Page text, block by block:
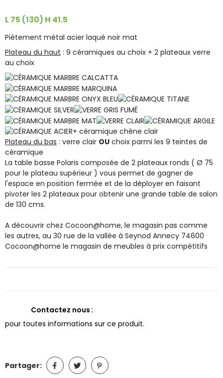
L 75 (130) H 41.5
Piètement métal acier laqué noir mat
Plateau du haut : 9 céramiques au choix + 2 plateaux verre
au choix
+ céramique chêne clair
Plateau du bas : verre clair OU choix parmi les 9 teintes de
céramique
La table basse Polaris composée de 2 plateaux ronds ( Ø 75
pour le plateau supérieur ) vous permet de gagner de
l'espace en position fermée et de la déployer en faisant
pivoter les 2 plateaux pour obtenir une grande table de salon
de 130 cms.
A découvrir chez Cocoon@home, le magasin pas comme
les autres, au 30 rue de la vallée à Seynod Annecy 74600
Cocoon@home le magasin de meubles à prix compétitifs
Contactez nous
pour toutes informations sur ce produit.
Partager: